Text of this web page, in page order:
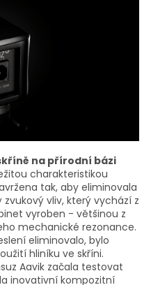
na přírodní bázi
charakteristikou
tak, aby eliminovala
zvukový vliv, který vychází z
vyroben - většinou z
mechanické rezonance.
eliminovalo, bylo
hliníku ve skříni.
Aavik začala testovat
inovativní kompozitní